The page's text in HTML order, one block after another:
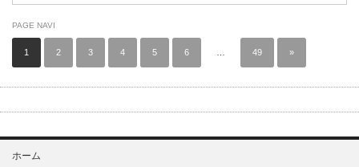
PAGE NAVI
1 2 3 4 5 6 49 »
ホーム